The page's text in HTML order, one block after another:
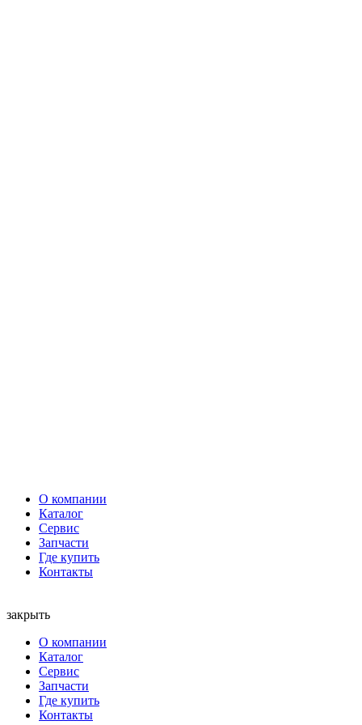
О компании
Каталог
Сервис
Запчасти
Где купить
Контакты
закрыть
О компании
Каталог
Сервис
Запчасти
Где купить
Контакты